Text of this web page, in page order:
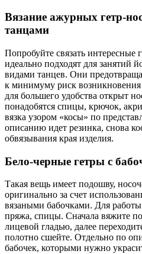
Вязание ажурных гетр-
танцами
Попробуйте связать интересные
идеально подходят для занятий
видами танцев. Они
к минимуму риск
для большего удобства открыт
понадобятся спицы, крючок,
вязка узором «косы» по
описанию идет резинка, снова
обвязывания края изделия.
Бело-черные гетры с
Такая вещь имеет подошву,
оригинально за счет
вязаными бабочками. Для
пряжа, спицы. Сначала вяжите
лицевой гладью, далее
полотно сшейте. Отдельно по
бабочек, которыми нужно